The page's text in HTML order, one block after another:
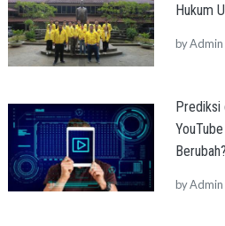
Hukum
byAdmin
Prediksi
Berubah?
byAdmin